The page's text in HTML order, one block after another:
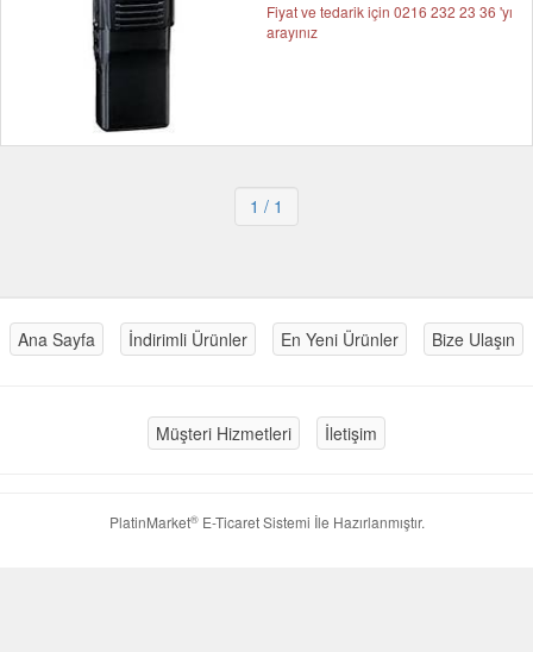
Fiyat ve tedarik için 0216 232 23 36 'yı
arayınız
1 / 1
Ana Sayfa İndirimli Ürünler En Yeni Ürünler Bize Ulaşın
Müşteri Hizmetleri İletişim
PlatinMarket®E-Ticaret Sistemi İle Hazırlanmıştır.